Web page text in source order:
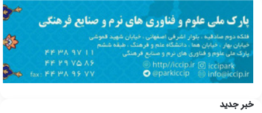
خبر جدید